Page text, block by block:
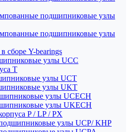
подшипниковые узлы
подшипниковые узлы
сборе Y-bearings
узлы UCC
T
узлы UCT
узлы UKT
узлы UCECH
узлы UKECH
P / LP / PX
узлы UCP/ KHP